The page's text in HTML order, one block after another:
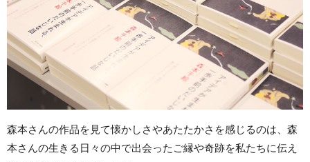
森本さんの作品を見て懐かしさやあたたかさを感じるのは、森
本さんの生きる日々の中で出会ったご縁や奇跡を私たちに伝え